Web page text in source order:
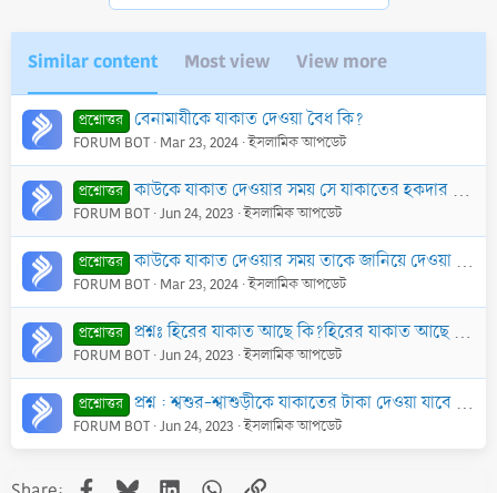
Similar content Most view View more
প্রশ্নোত্তর বেনামাযীকে যাকাত দেওয়া বৈধ কি?
FORUM BOT Mar 23, 2024 ইসলামিক আপডেট
প্রশ্নোত্তর কাউকে যাকাত দেওয়ার সময় সে যাকাতের হকদার কি না, তা জিজ্ঞাসা করা জরুরী কি?
FORUM BOT Jun 24, 2023 ইসলামিক আপডেট
প্রশ্নোত্তর কাউকে যাকাত দেওয়ার সময় তাকে জানিয়ে দেওয়া জরুরী কি?
FORUM BOT Mar 23, 2024 ইসলামিক আপডেট
প্রশ্নোত্তর প্রশ্নঃ হিরের যাকাত আছে কি?হিরের যাকাত আছে কি?
FORUM BOT Jun 24, 2023 ইসলামিক আপডেট
প্রশ্নোত্তর প্রশ্ন : শ্বশুর-শ্বাশুড়ীকে যাকাতের টাকা দেওয়া যাবে কি? তাদের জন্য এ টাকা গ্রহণ করা জায়েয হবে কি?
FORUM BOT Jun 24, 2023 ইসলামিক আপডেট
Facebook
BlueskyLinkedInWhatsApp
Link